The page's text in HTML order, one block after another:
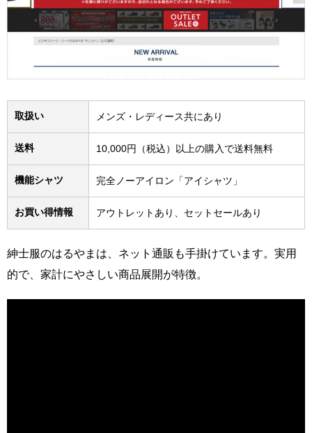
取扱い メンズ・レディース共にあり
送料 10,000円（税込）以上の購入で送料無料
機能シャツ 完全ノーアイロン「アイシャツ」
お買い得情報 アウトレットあり、セットセールあり
紳士服のはるやまは、ネット通販も手掛けています。実用
的で、家計にやさしい商品展開が特徴。